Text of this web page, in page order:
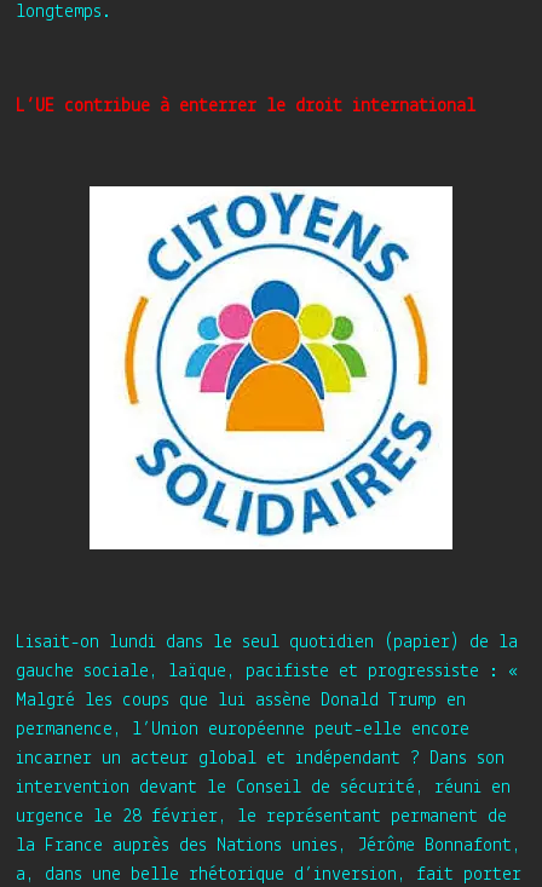
longtemps.
L’UE contribue à enterrer le droit international
Lisait-on lundi dans le seul quotidien (papier) de la
gauche sociale, laïque, pacifiste et progressiste : «
Malgré les coups que lui assène Donald Trump en
permanence, l’Union européenne peut-elle encore
incarner un acteur global et indépendant ? Dans son
intervention devant le Conseil de sécurité, réuni en
urgence le 28 février, le représentant permanent de
la France auprès des Nations unies, Jérôme Bonnafont,
a, dans une belle rhétorique d’inversion, fait porter